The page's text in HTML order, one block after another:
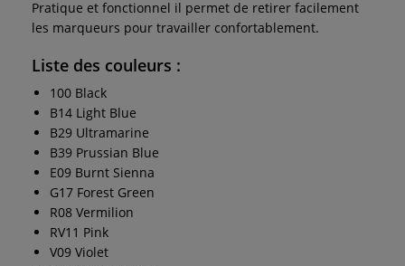
Pratique et fonctionnel il permet de retirer facilement
les marqueurs pour travailler confortablement.
Liste des couleurs :
100 Black
B14 Light Blue
B29 Ultramarine
B39 Prussian Blue
E09 Burnt Sienna
G17 Forest Green
R08 Vermilion
RV11 Pink
V09 Violet